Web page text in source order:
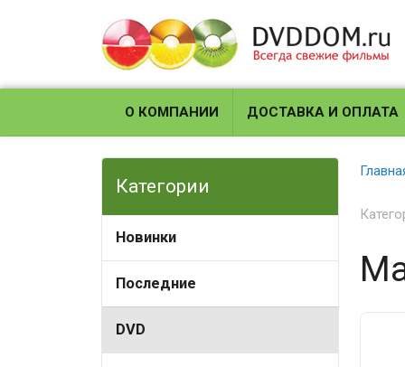
О КОМПАНИИ ДОСТАВКА И ОПЛАТА
Категории
Новинки
Последние
DVD